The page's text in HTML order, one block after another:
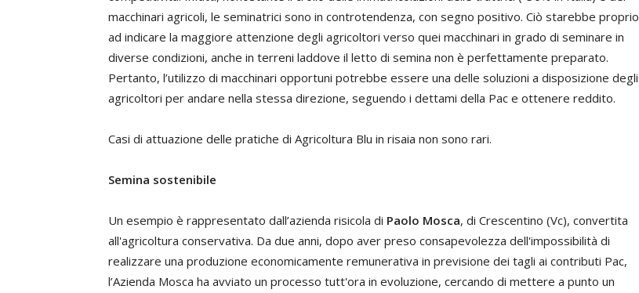
macchinari agricoli, le seminatrici sono in controtendenza, con segno positivo. Ciò starebbe proprio
ad indicare la maggiore attenzione degli agricoltori verso quei macchinari in grado di seminare in
diverse condizioni, anche in terreni laddove il letto di semina non è perfettamente preparato.
Pertanto, l’utilizzo di macchinari opportuni potrebbe essere una delle soluzioni a disposizione degli
agricoltori per andare nella stessa direzione, seguendo i dettami della Pac e ottenere reddito.
Casi di attuazione delle pratiche di Agricoltura Blu in risaia non sono rari.
Semina sostenibile
Un esempio è rappresentato dall’azienda risicola di Paolo Mosca, di Crescentino (Vc), convertita
all'agricoltura conservativa. Da due anni, dopo aver preso consapevolezza dell'impossibilità di
realizzare una produzione economicamente remunerativa in previsione dei tagli ai contributi Pac,
l’Azienda Mosca ha avviato un processo tutt'ora in evoluzione, cercando di mettere a punto un